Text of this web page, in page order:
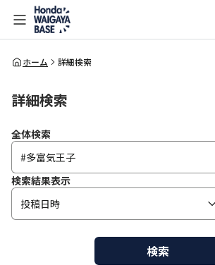
全体検索
ホーム 詳細検索
詳細検索
全体検索
検索結果表示
投稿日時
検索